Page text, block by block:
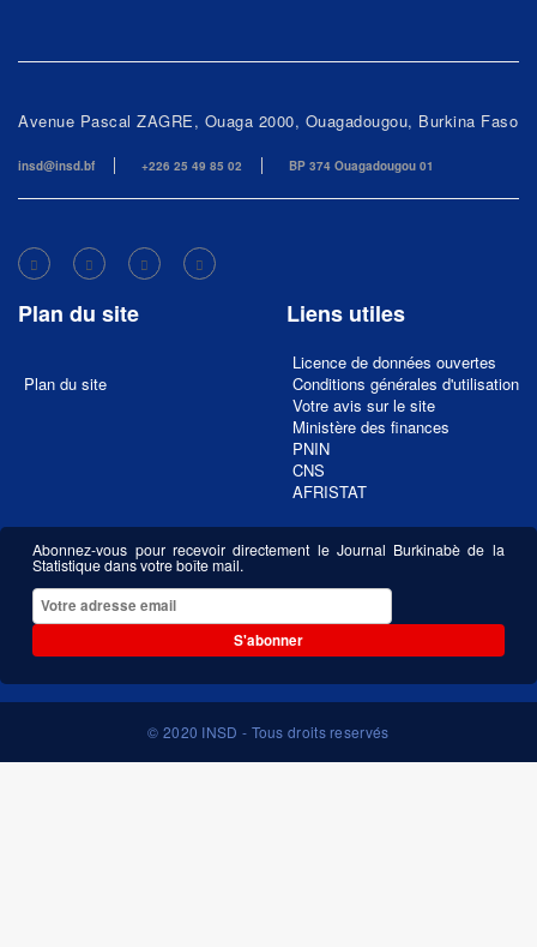
Avenue Pascal ZAGRE, Ouaga 2000, Ouagadougou, Burkina Faso
insd@insd.bf +226 25 49 85 02 BP 374 Ouagadougou 01
Plan du site
Plan du site
Liens utiles
Licence de données ouvertes
Conditions générales d'utilisation
Votre avis sur le site
Ministère des finances
PNIN
CNS
AFRISTAT
Abonnez-vous pour recevoir directement le Journal Burkinabè de la
Statistique dans votre boîte mail.
S'abonner
© 2020 INSD - Tous droits reservés